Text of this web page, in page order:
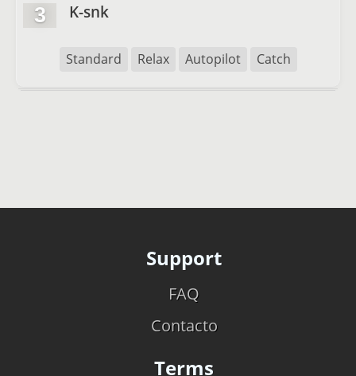
3 K-snk
Standard Relax Autopilot Catch
Support
FAQ
Contacto
Terms